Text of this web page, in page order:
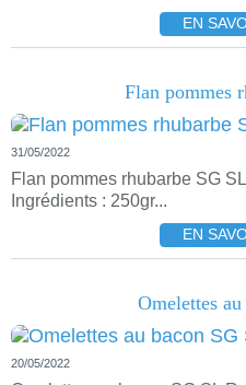
EN
Flan pommes
31/05/2022
Flan pommes rhubarbe SG
Ingrédients : 250gr...
EN
Omelettes
20/05/2022